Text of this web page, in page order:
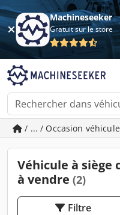
Machineseeker
Gratuit sur le store
/ ... / Occasion
Véhicule à siège
à vendre (2)
Filtre